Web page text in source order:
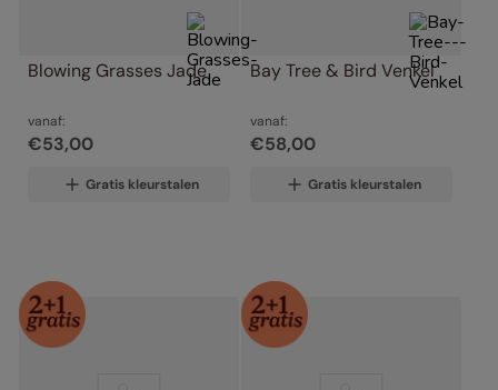
Blowing Grasses Jade
vanaf:
€53,00
Gratis kleurstalen
Bay Tree & Bird Venkel
vanaf:
€58,00
Gratis kleurstalen